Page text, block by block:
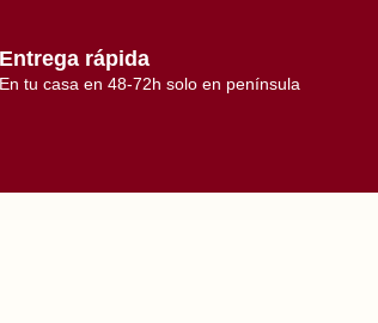
Entrega rápida
En tu casa en 48-72h solo en península